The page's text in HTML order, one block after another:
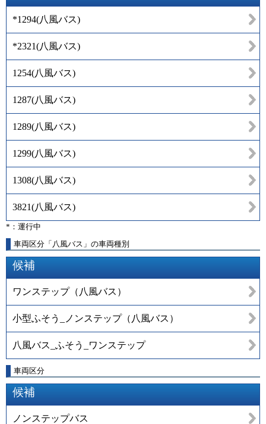
*1294(八風バス)
*2321(八風バス)
1254(八風バス)
1287(八風バス)
1289(八風バス)
1299(八風バス)
1308(八風バス)
3821(八風バス)
*：運行中
車両区分「八風バス」の車両種別
候補
ワンステップ（八風バス）
小型ふそう_ノンステップ（八風バス）
八風バス_ふそう_ワンステップ
車両区分
候補
ノンステップバス